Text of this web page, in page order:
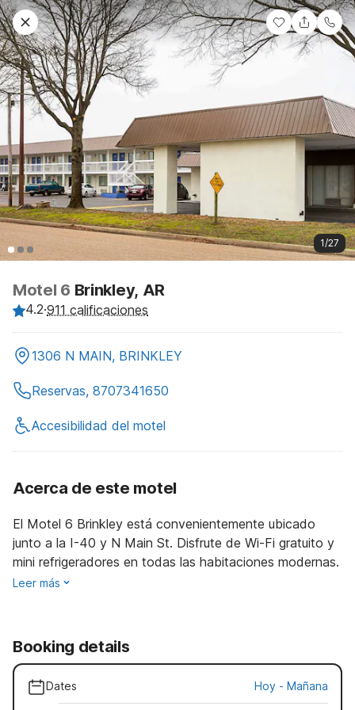
1/27
Motel 6 Brinkley, AR
4.2·911 calificaciones
1306 N MAIN, BRINKLEY
Reservas, 8707341650
Accesibilidad del motel
Acerca de este motel
El Motel 6 Brinkley está convenientemente ubicado
junto a la I-40 y N Main St. Disfrute de Wi-Fi gratuito y
mini refrigeradores en todas las habitaciones modernas.
Leer más
Booking details
Dates Hoy - Mañana